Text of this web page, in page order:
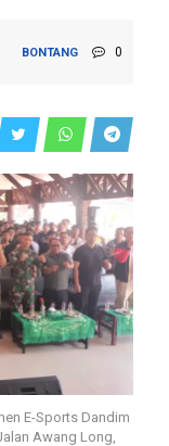
BONTANG 0
E-Sports Dandim
Awang Long,